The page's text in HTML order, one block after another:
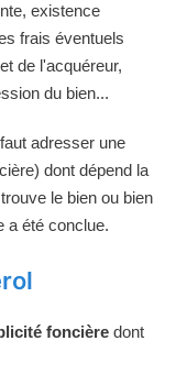
existence
frais éventuels
de l'acquéreur,
du bien...
adresser une
dont dépend la
le bien ou bien
a été conclue.
foncière dont